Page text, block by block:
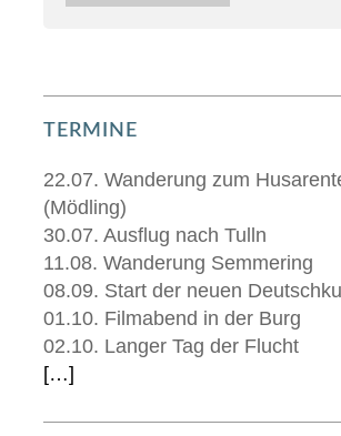
TERMINE
22.07. Wanderung zum
(Mödling)
30.07. Ausflug nach Tulln
11.08. Wanderung Semmering
08.09. Start der neuen
01.10. Filmabend in der Burg
02.10. Langer Tag der Flucht
[…]